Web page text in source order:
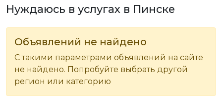
Нуждаюсь в услугах в Пинске
Объявлений не найдено
С такими параметрами объявлений на сайте
не найдено. Попробуйте выбрать другой
регион или категорию